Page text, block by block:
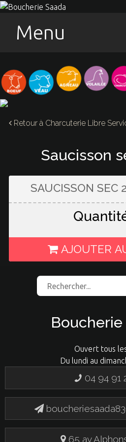
Menu
Retour à Charcuterie Libre
Saucisson
SAUCISSON SEC
AJOUTER
Boucherie
Ouvert tous
Du lundi au
04 94 91
65 av